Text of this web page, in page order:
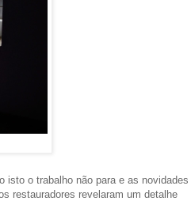
isto o trabalho não para e as novidades
restauradores revelaram um detalhe